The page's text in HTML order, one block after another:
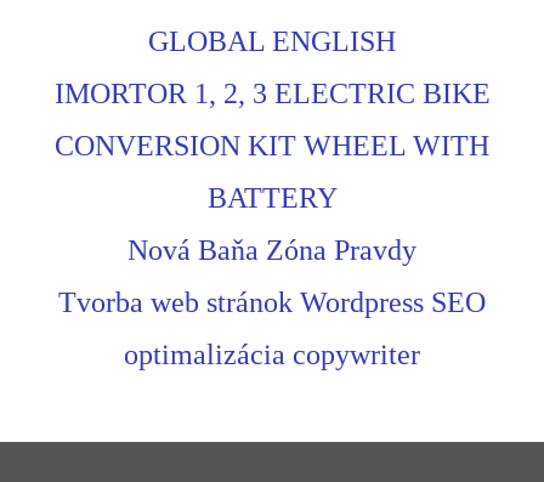
GLOBAL ENGLISH
IMORTOR 1, 2, 3 ELECTRIC BIKE
CONVERSION KIT WHEEL WITH
BATTERY
Nová Baňa Zóna Pravdy
Tvorba web stránok Wordpress SEO
optimalizácia copywriter